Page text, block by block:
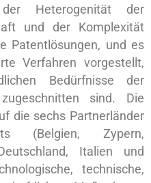
Heterogenität der
und der Komplexität
Patentlösungen, und es
Verfahren vorgestellt,
Bedürfnisse der
sind. Die
die sechs Partnerländer
(Belgien, Zypern,
Italien und
technische,